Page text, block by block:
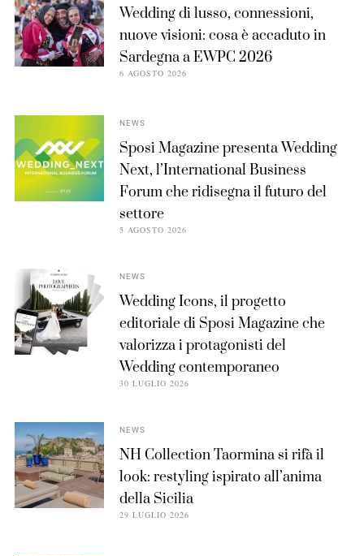
Wedding di lusso, connessioni,
nuove visioni: cosa è accaduto in
Sardegna a EWPC 2026
6 AGOSTO 2026
NEWS
Sposi Magazine presenta Wedding
Next, l’International Business
Forum che ridisegna il futuro del
settore
5 AGOSTO 2026
NEWS
Wedding Icons, il progetto
editoriale di Sposi Magazine che
valorizza i protagonisti del
Wedding contemporaneo
30 LUGLIO 2026
NEWS
NH Collection Taormina si rifà il
look: restyling ispirato all’anima
della Sicilia
29 LUGLIO 2026